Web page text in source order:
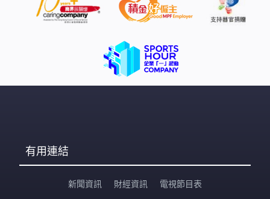
有用連結
新聞資訊 財經資訊 電視節目表